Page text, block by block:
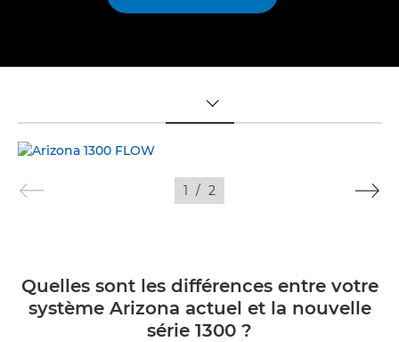
TOGGLE MENU
1 / 2
Quelles sont les différences entre votre
système Arizona actuel et la nouvelle
série 1300 ?